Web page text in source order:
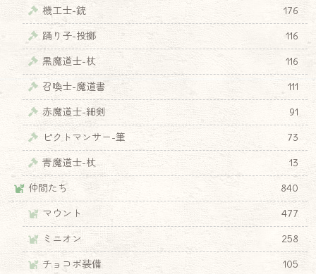
機工士-銃
176
踊り子-投擲
116
黒魔道士-杖
116
召喚士-魔道書
111
赤魔道士-細剣
91
ピクトマンサー-筆
73
青魔道士-杖
13
仲間たち
840
マウント
477
ミニオン
258
チョコボ装備
105